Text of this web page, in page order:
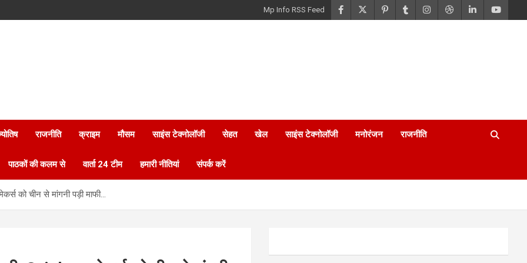
Mp Info RSS Feed
राजनीति क्राइम मौसम साइंस टेक्नोलॉजी सेहत खेल साइंस टेक्नोलॉजी मनोरंजन राजनीति
पाठकों की कलम से वार्ता 24 टीम हमारी नीतियां संपर्क करें
को चीन से मांगनी पड़ी माफी…